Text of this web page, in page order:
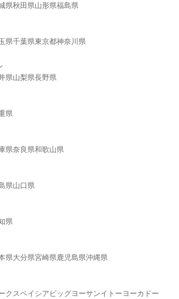
県秋田県山形県福島県
県千葉県東京都神奈川県
県山梨県長野県
県
県奈良県和歌山県
県山口県
県
県大分県宮崎県鹿児島県沖縄県
クスベイシア ビッグヨーサンイトーヨーカドー